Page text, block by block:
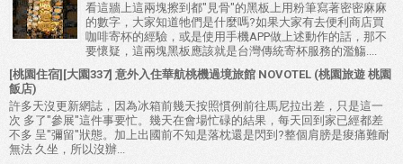
看這牆上這兩塊擦到都"見骨"的黑板上用粉筆寫著密密麻麻
的數字，大家知道牠們是什麼嗎?如果大家有去便利商店買
咖啡寄杯的經驗，或是使用手機APP做上述動作的話，那不
要懷疑，這兩塊黑板應該就是台灣傳統寄杯服務的濫觴....
[桃園住宿][大園337] 意外入住華航桃機過境旅館 NOVOTEL (桃園旅遊 桃園
飯店)
許多天沒更新網誌，因為冰箱前幾天按照慣例前往馬尼拉出差，只是這一
次 多了"參展"這件事要忙。幾天在會場忙碌的結果，每天回到家已經都差
不多 呈"彌留"狀態。加上出國前不知是落枕還是閃到?整個肩膀是痠痛難耐
無法 久坐，所以沒辦...